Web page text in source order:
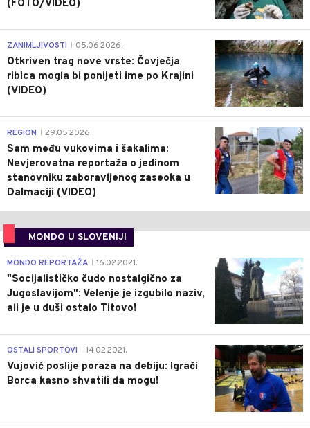
(FOTO/VIDEO)
0
ZANIMLJIVOSTI 05.06.2026.
Otkriven trag nove vrste: Čovječja
ribica mogla bi ponijeti ime po Krajini
(VIDEO)
0
REGION 29.05.2026.
Sam među vukovima i šakalima:
Nevjerovatna reportaža o jedinom
stanovniku zaboravljenog zaseoka u
Dalmaciji (VIDEO)
MONDO U SLOVENIJI
4
MONDO REPORTAŽA 16.02.2021.
"Socijalističko čudo nostalgično za
Jugoslavijom": Velenje je izgubilo naziv,
ali je u duši ostalo Titovo!
1
OSTALI SPORTOVI 14.02.2021.
Vujović poslije poraza na debiju: Igrači
Borca kasno shvatili da mogu!